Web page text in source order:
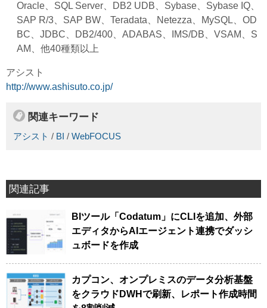
Oracle、SQL Server、DB2 UDB、Sybase、Sybase IQ、
SAP R/3、SAP BW、Teradata、Netezza、MySQL、OD
BC、JDBC、DB2/400、ADABAS、IMS/DB、VSAM、S
AM、他40種類以上
アシスト
http://www.ashisuto.co.jp/
関連キーワード
アシスト / BI / WebFOCUS
関連記事
BIツール「Codatum」にCLIを追加、外部
エディタからAIエージェント連携でダッシ
ュボードを作成
カプコン、オンプレミスのデータ分析基盤
をクラウドDWHで刷新、レポート作成時間